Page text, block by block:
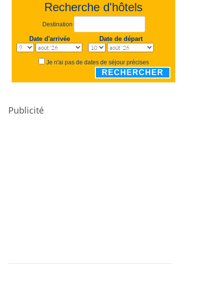
Recherche d'hôtels
Destination
Date d'arrivée Date de départ
Je n'ai pas de dates de séjour précises
RECHERCHER
Publicité